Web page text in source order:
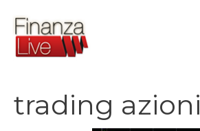
contenuto
trading azioni